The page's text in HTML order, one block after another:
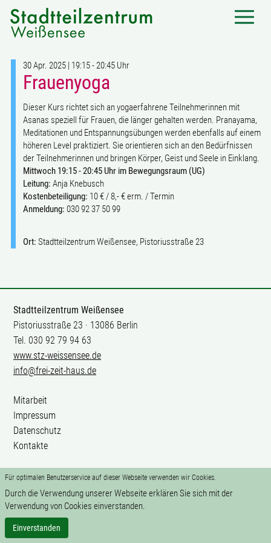
Für optimalen Benutzerservice auf dieser Webseite verwenden wir Cookies.
Durch die Verwendung unserer Webseite erklären Sie sich mit der
Verwendung von Cookies einverstanden.
Einverstanden
30 Apr. 2025 | 19:15 - 20:45 Uhr
Frauenyoga
Dieser Kurs richtet sich an yogaerfahrene Teilnehmerinnen mit
Asanas speziell für Frauen, die länger gehalten werden. Pranayama,
Meditationen und Entspannungsübungen werden ebenfalls auf einem
höheren Level praktiziert. Sie orientieren sich an den Bedürfnissen
der Teilnehmerinnen und bringen Körper, Geist und Seele in Einklang.
Mittwoch 19:15 - 20:45 Uhr im Bewegungsraum (UG)
Leitung: Anja Knebusch
Kostenbeteiligung: 10 € / 8,- € erm. / Termin
Anmeldung: 030 92 37 50 99
Ort: Stadtteilzentrum Weißensee, Pistoriusstraße 23
Stadtteilzentrum Weißensee
Pistoriusstraße 23 · 13086 Berlin
Tel. 030 92 79 94 63
www.stz-weissensee.de
info@frei-zeit-haus.de
Mitarbeit
Impressum
Datenschutz
Kontakte